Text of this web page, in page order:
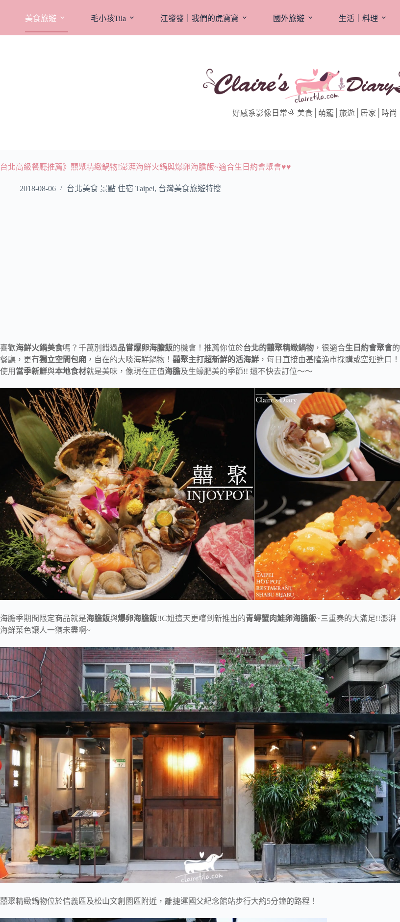
美食旅遊 毛小孩Tila 江發發｜我們的虎寶寶 國外旅遊 生活｜料理
好感系影像日常🌈 美食│萌寵│旅遊│居家│時尚
台北高級餐廳推薦》囍聚精緻鍋物!澎湃海鮮火鍋與爆卵海膽飯~適合生日約會聚會♥♥
2018-08-06 台北美食 景點 住宿 Taipei, 台灣美食旅遊特搜
喜歡海鮮火鍋美食嗎？千萬別錯過品嘗爆卵海膽飯的機會！推薦你位於台北的囍聚精緻鍋物 ，很適合生日約會聚會的
餐廳，更有獨立空間包廂 ，自在的大啖海鮮鍋物！ 囍聚主打超新鮮的活海鮮 ，每日直接由基隆漁市採購或空運進口！
使用 當季新鮮與本地食材就是美味，像現在正值海膽及生蠔肥美的季節!! 還不快去訂位～～
海膽季期間限定商品就是海膽飯與爆卵海膽飯!!C妞這天更嚐到新推出的青蟳蟹肉鮭卵海膽飯~三重奏的大滿足!!澎湃
海鮮菜色讓人一猶未盡啊~
囍聚精緻鍋物位於信義區及松山文創園區附近，離捷運國父紀念館站步行大約5分鐘的路程！